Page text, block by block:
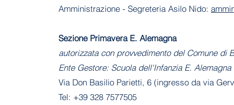
Amministrazione - Segreteria Asilo Nido:
Sezione Primavera E. Alemagna
autorizzata con provvedimento del Comune di
Ente Gestore: Scuola dell'Infanzia E. Alemagna
Via Don Basilio Parietti, 6 (ingresso da via
Tel: +39 328 7577505